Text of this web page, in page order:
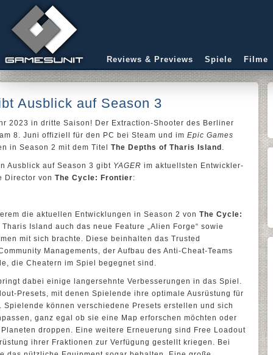
Reviews & Previews Spiele Filme
Ausblick auf Season 3
2023 in dritte Saison! Der Extraction-Shooter des Berliner
8. Juni offiziell für den PC bei Steam und im Epic Games
in Season 2 mit dem Titel The Depths of Tharis Island .
Ausblick auf Season 3 gibt YAGER im aktuellsten Entwickler-
Director von The Cycle: Frontier:
die aktuellen Entwicklungen in Season 2 von The Cycle:
Island auch das neue Feature „Alien Forge“ sowie
mit sich brachte. Diese beinhalten das Trusted
Managements, der Aufbau des Anti-Cheat-Teams
die Cheatern im Spiel begegnet sind.
dabei einige langersehnte Verbesserungen in das Spiel.
Presets, mit denen Spielende ihre optimale Ausrüstung für
können verschiedene Presets erstellen und sich
ganz egal ob sie eine Map erforschen möchten oder
droppen. Eine weitere Erneuerung sind Free Loadout
ihrer Fraktionen zur Verfügung gestellt kriegen. Bei